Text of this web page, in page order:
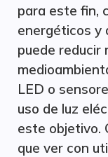
para este fin,
energéticos y
puede reducir
LED o
uso de luz
este objetivo.
que ver con